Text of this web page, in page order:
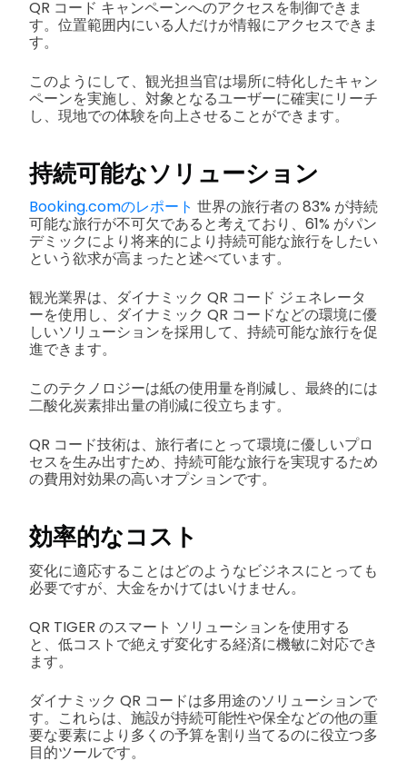
QR コード キャンペーンへのアクセスを制御できま
す。位置範囲内にいる人だけが情報にアクセスできま
す。
このようにして、観光担当官は場所に特化したキャン
ペーンを実施し、対象となるユーザーに確実にリーチ
し、現地での体験を向上させることができます。
持続可能なソリューション
Booking.comのレポート 世界の旅行者の 83% が持続
可能な旅行が不可欠であると考えており、61% がパン
デミックにより将来的により持続可能な旅行をしたい
という欲求が高まったと述べています。
観光業界は、ダイナミック QR コード ジェネレータ
ーを使用し、ダイナミック QR コードなどの環境に優
しいソリューションを採用して、持続可能な旅行を促
進できます。
このテクノロジーは紙の使用量を削減し、最終的には
二酸化炭素排出量の削減に役立ちます。
QR コード技術は、旅行者にとって環境に優しいプロ
セスを生み出すため、持続可能な旅行を実現するため
の費用対効果の高いオプションです。
効率的なコスト
変化に適応することはどのようなビジネスにとっても
必要ですが、大金をかけてはいけません。
QR TIGER のスマート ソリューションを使用する
と、低コストで絶えず変化する経済に機敏に対応でき
ます。
ダイナミック QR コードは多用途のソリューションで
す。これらは、施設が持続可能性や保全などの他の重
要な要素により多くの予算を割り当てるのに役立つ多
目的ツールです。